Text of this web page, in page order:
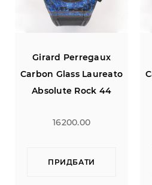
Girard Perregaux
Carbon Glass Laureato
Absolute Rock 44
16200.00
ПРИДБАТИ